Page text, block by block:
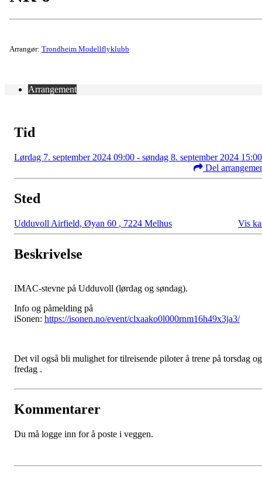
Arrangør: Trondheim Modellflyklubb
Arrangement
Tid
Lørdag 7. september 2024 09:00 - søndag 8. september 2024 15:00
Del
Sted
Udduvoll Airfield, Øyan 60 , 7224 Melhus Vis
Beskrivelse
IMAC-stevne på Udduvoll (lørdag og søndag).
Info og påmelding på
iSonen: https://isonen.no/event/clxaako0l000rnm16h49x3ja3/
Det vil også bli mulighet for tilreisende piloter å trene på torsdag og
fredag .
Kommentarer
Du må logge inn for å poste i veggen.